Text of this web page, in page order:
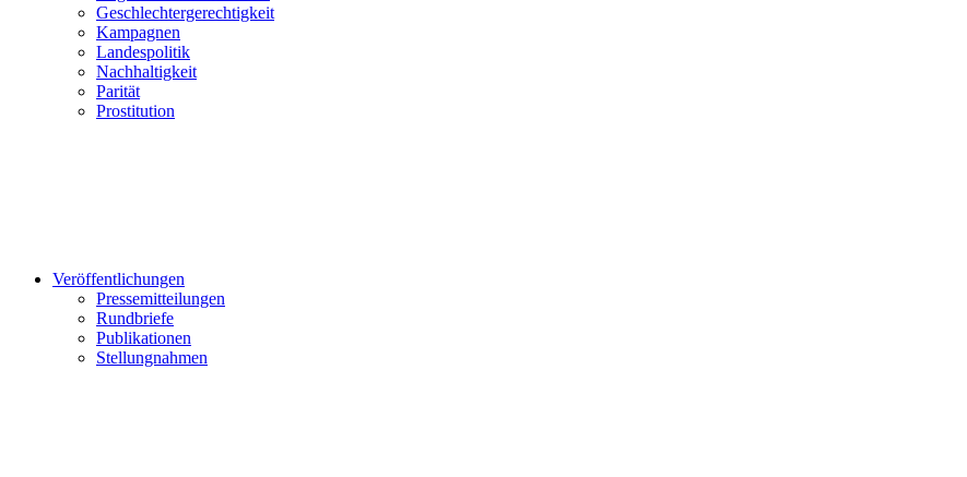
Geschlechtergerechtigkeit
Kampagnen
Landespolitik
Nachhaltigkeit
Parität
Prostitution
Veröffentlichungen
Pressemitteilungen
Rundbriefe
Publikationen
Stellungnahmen